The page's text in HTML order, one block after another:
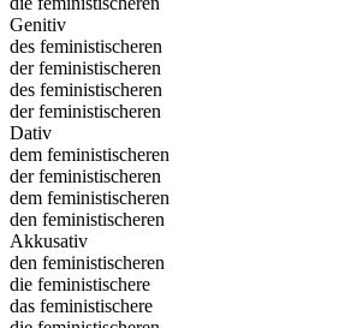
Genitiv
des feministischeren
der feministischeren
des feministischeren
der feministischeren
Dativ
dem feministischeren
der feministischeren
dem feministischeren
den feministischeren
Akkusativ
den feministischeren
die feministischere
das feministischere